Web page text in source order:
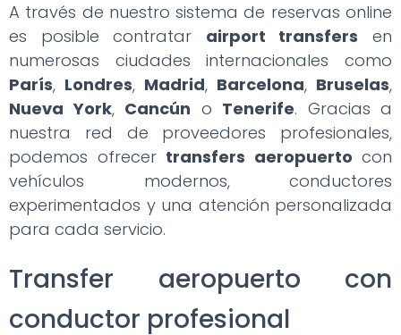
A través de nuestro sistema de reservas online
es posible contratar airport transfers en
numerosas ciudades internacionales como
París, Londres, Madrid, Barcelona, Bruselas,
Nueva York, Cancún o Tenerife. Gracias a
nuestra red de proveedores profesionales,
podemos ofrecer transfers aeropuerto con
vehículos modernos, conductores
experimentados y una atención personalizada
para cada servicio.
Transfer aeropuerto con
conductor profesional